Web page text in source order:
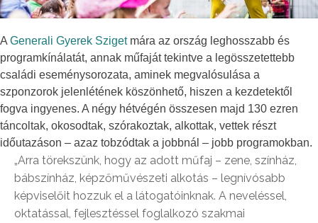
A Generali Gyerek Szigetmára az ország leghosszabb és
programkínálatát, annak műfaját tekintve a legösszetettebb
családi eseménysorozata, aminek megvalósulása a
szponzorok jelenlétének köszönhető, hiszen a kezdetektől
fogva ingyenes. A négy hétvégén összesen majd 130 ezren
táncoltak, okosodtak, szórakoztak, alkottak, vettek részt
időutazáson – azaz tobzódtak a jobbnál – jobb programokban.
„Arra törekszünk, hogy az adott műfaj – zene, színház,
bábszínház, képzőművészeti alkotás – legnívósabb
képviselőit hozzuk el a látogatóinknak. A neveléssel,
oktatással, fejlesztéssel foglalkozó szakmai